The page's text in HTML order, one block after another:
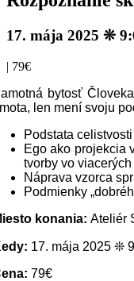
17. mája 2025 ❊
| 79€
bytosť
len mení svoju
Podstata
Ego ako projekcia
tvorby vo
Náprava vzorca
Podmienky
konania:Ateliér
17. mája 2025 ❊
79€